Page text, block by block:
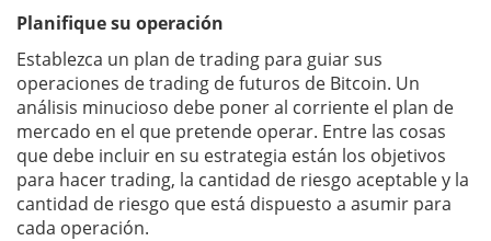
Planifique su operación
Establezca un plan de trading para guiar sus
operaciones de trading de futuros de Bitcoin. Un
análisis minucioso debe poner al corriente el plan de
mercado en el que pretende operar. Entre las cosas
que debe incluir en su estrategia están los objetivos
para hacer trading, la cantidad de riesgo aceptable y la
cantidad de riesgo que está dispuesto a asumir para
cada operación.